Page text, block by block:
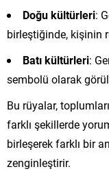
Doğu kültürleri:
birleştiğinde, kişinin
Batı kültürleri:
sembolü olarak
Bu rüyalar,
farklı şekillerde
birleşerek farklı bir
zenginleştirir.